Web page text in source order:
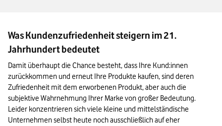
Was Kundenzufriedenheit steigern im 21.
Jahrhundert bedeutet
Damit überhaupt die Chance besteht, dass Ihre Kund:innen
zurückkommen und erneut Ihre Produkte kaufen, sind deren
Zufriedenheit mit dem erworbenen Produkt, aber auch die
subjektive Wahrnehmung Ihrer Marke von großer Bedeutung.
Leider konzentrieren sich viele kleine und mittelständische
Unternehmen selbst heute noch ausschließlich auf eher